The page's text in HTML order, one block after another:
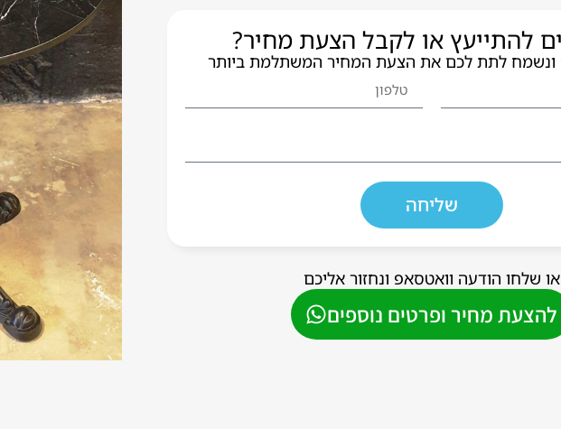
להתייעץ או לקבל הצעת מחיר?
ונשמח לתת לכם את הצעת המחיר המשתלמת ביותר
שליחה
או שלחו הודעה וואטסאפ ונחזור אליכם
להצעת מחיר ופרטים נוספים